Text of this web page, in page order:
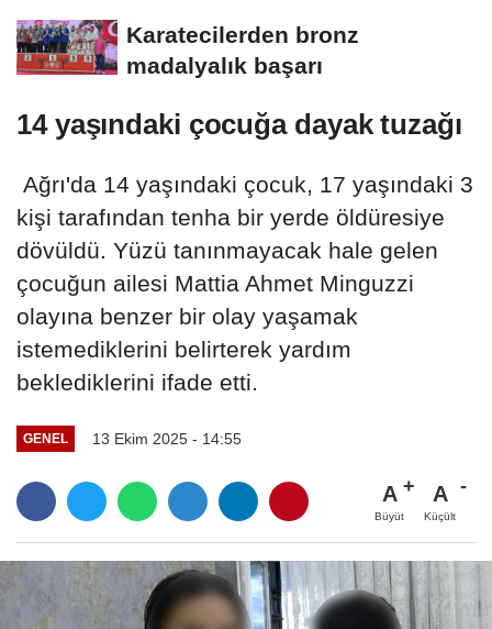
Karatecilerden bronz
madalyalık başarı
14 yaşındaki çocuğa dayak tuzağı
Ağrı'da 14 yaşındaki çocuk, 17 yaşındaki 3
kişi tarafından tenha bir yerde öldüresiye
dövüldü. Yüzü tanınmayacak hale gelen
çocuğun ailesi Mattia Ahmet Minguzzi
olayına benzer bir olay yaşamak
istemediklerini belirterek yardım
beklediklerini ifade etti.
GENEL 13 Ekim 2025 - 14:55
A
Büyüt
A
Küçült